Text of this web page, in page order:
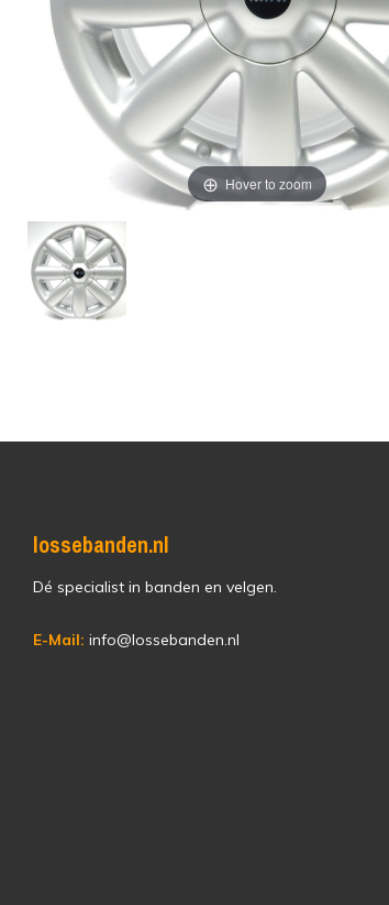
Hover to zoom
lossebanden.nl
Dé specialist in banden en velgen.
E-Mail: info@lossebanden.nl